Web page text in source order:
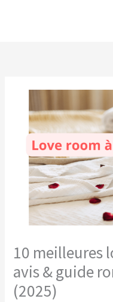
10 meilleures
avis & guide
(2025)